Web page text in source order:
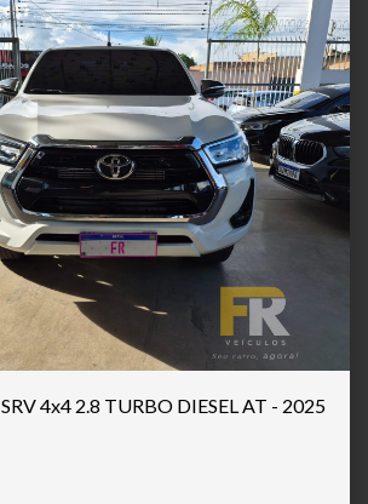
SRV 4x4 2.8 TURBO DIESEL AT - 2025